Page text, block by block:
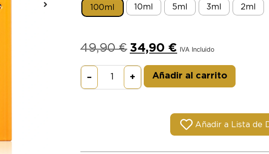
100ml 10ml 5ml 3ml 2ml
49,90€ 34,90 € IVA Incluido
– + Añadir al carrito
Añadir a Lista de